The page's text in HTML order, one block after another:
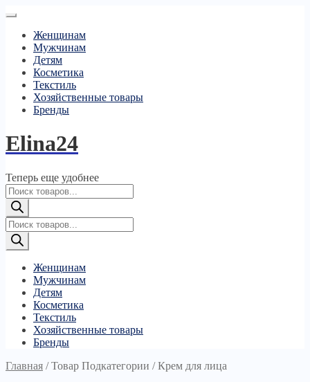
Женщинам
Мужчинам
Детям
Косметика
Текстиль
Хозяйственные товары
Бренды
Elina24
Теперь еще удобнее
Поиск
товаров
Поиск
товаров
Женщинам
Мужчинам
Детям
Косметика
Текстиль
Хозяйственные товары
Бренды
Главная /Товар Подкатегории /Крем для лица